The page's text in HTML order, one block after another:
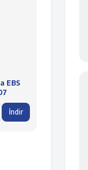
EBS
İndir